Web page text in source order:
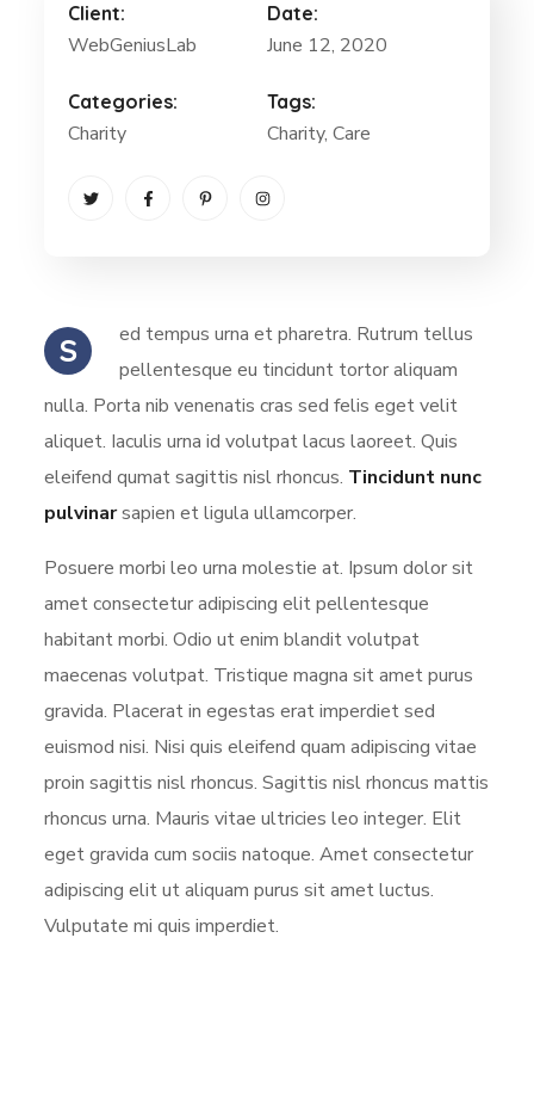
S
ed tempus urna et pharetra. Rutrum tellus
pellentesque eu tincidunt tortor aliquam
nulla. Porta nib venenatis cras sed felis eget velit
aliquet. Iaculis urna id volutpat lacus laoreet. Quis
eleifend qumat sagittis nisl rhoncus. Tincidunt nunc
pulvinarsapien et ligula ullamcorper.
Posuere morbi leo urna molestie at. Ipsum dolor sit
amet consectetur adipiscing elit pellentesque
habitant morbi. Odio ut enim blandit volutpat
maecenas volutpat. Tristique magna sit amet purus
gravida. Placerat in egestas erat imperdiet sed
euismod nisi. Nisi quis eleifend quam adipiscing vitae
proin sagittis nisl rhoncus. Sagittis nisl rhoncus mattis
rhoncus urna. Mauris vitae ultricies leo integer. Elit
eget gravida cum sociis natoque. Amet consectetur
adipiscing elit ut aliquam purus sit amet luctus.
Vulputate mi quis imperdiet.
Client:
WebGeniusLab
Date:
June 12, 2020
Categories:
Charity
Tags:
Charity, Care